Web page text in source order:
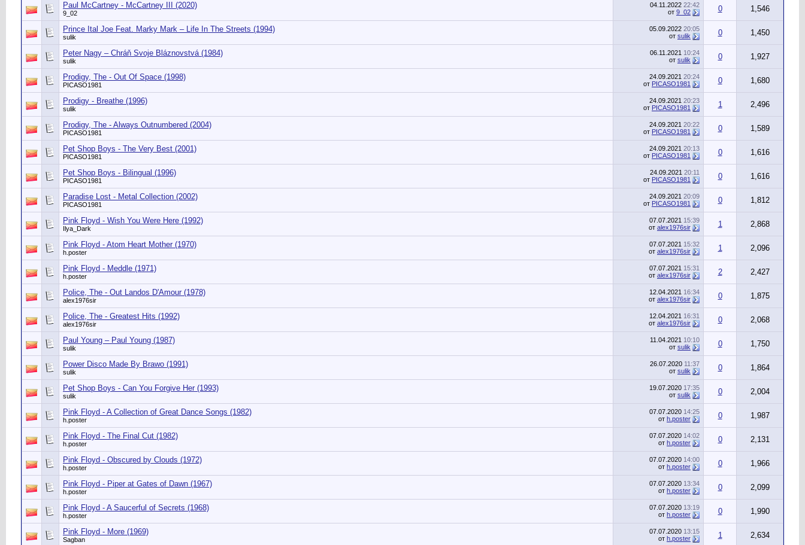
Paul McCartney - McCartney III (2020)
9_02
04.11.2022 22:42
от 9_02 0 1,546
Prince Ital Joe Feat. Marky Mark – Life In The Streets (1994)
sulik
05.09.2022 20:05
от sulik 0 1,450
Peter Nagy ‎– Chráň Svoje Bláznovstvá (1984)
sulik
06.11.2021 10:24
от sulik 0 1,927
Prodigy, The - Out Of Space (1998)
PICASO1981
24.09.2021 20:24
от PICASO1981 0 1,680
Prodigy - Breathe (1996)
sulik
24.09.2021 20:23
от PICASO1981 1 2,496
Prodigy, The - Always Outnumbered (2004)
PICASO1981
24.09.2021 20:22
от PICASO1981 0 1,589
Pet Shop Boys - The Very Best (2001)
PICASO1981
24.09.2021 20:13
от PICASO1981 0 1,616
Pet Shop Boys - Bilingual (1996)
PICASO1981
24.09.2021 20:11
от PICASO1981 0 1,616
Paradise Lost - Metal Collection (2002)
PICASO1981
24.09.2021 20:09
от PICASO1981 0 1,812
Pink Floyd - Wish You Were Here (1992)
Ilya_Dark
07.07.2021 15:39
от alex1976sir 1 2,868
Pink Floyd - Atom Heart Mother (1970)
h.poster
07.07.2021 15:32
от alex1976sir 1 2,096
Pink Floyd - Meddle (1971)
h.poster
07.07.2021 15:31
от alex1976sir 2 2,427
Police, The - Out Landos D'Amour (1978)
alex1976sir
12.04.2021 16:34
от alex1976sir 0 1,875
Police, The - Greatest Hits (1992)
alex1976sir
12.04.2021 16:31
от alex1976sir 0 2,068
Paul Young ‎– Paul Young (1987)
sulik
11.04.2021 10:10
от sulik 0 1,750
Power Disco Made By Brawo (1991)
sulik
26.07.2020 11:37
от sulik 0 1,864
Pet Shop Boys - Can You Forgive Her (1993)
sulik
19.07.2020 17:35
от sulik 0 2,004
Pink Floyd - A Collection of Great Dance Songs (1982)
h.poster
07.07.2020 14:25
от h.poster 0 1,987
Pink Floyd - The Final Cut (1982)
h.poster
07.07.2020 14:02
от h.poster 0 2,131
Pink Floyd - Obscured by Clouds (1972)
h.poster
07.07.2020 14:00
от h.poster 0 1,966
Pink Floyd - Piper at Gates of Dawn (1967)
h.poster
07.07.2020 13:34
от h.poster 0 2,099
Pink Floyd - A Saucerful of Secrets (1968)
h.poster
07.07.2020 13:19
от h.poster 0 1,990
Pink Floyd - More (1969)
Sagban
07.07.2020 13:15
от h.poster 1 2,634